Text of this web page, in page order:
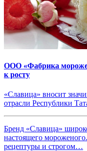
ООО «Фабрика
к росту
«Славица» вносит
отрасли Республики
Бренд «Славица»
настоящего
рецептуры и строгом…